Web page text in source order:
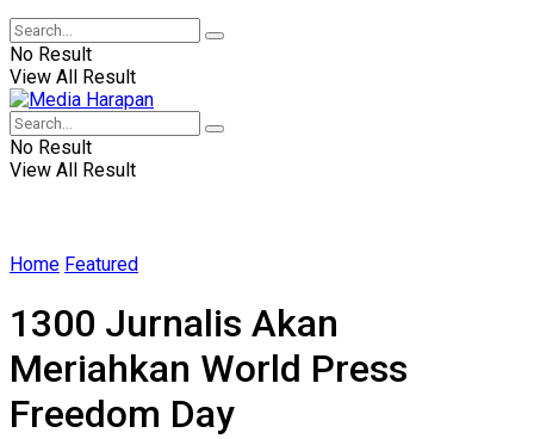
No Result
View All Result
No Result
View All Result
Home Featured
1300 Jurnalis Akan
Meriahkan World Press
Freedom Day